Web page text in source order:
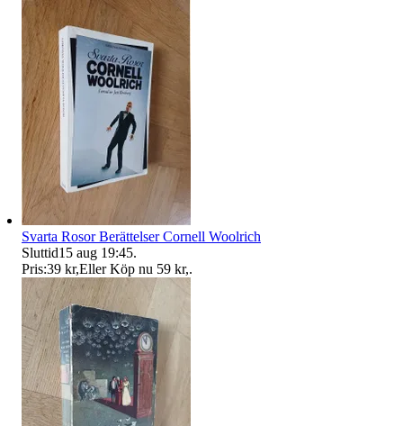
Svarta Rosor Berättelser Cornell Woolrich
Sluttid15 aug 19:45.
Pris:39 kr,Eller Köp nu 59 kr,.